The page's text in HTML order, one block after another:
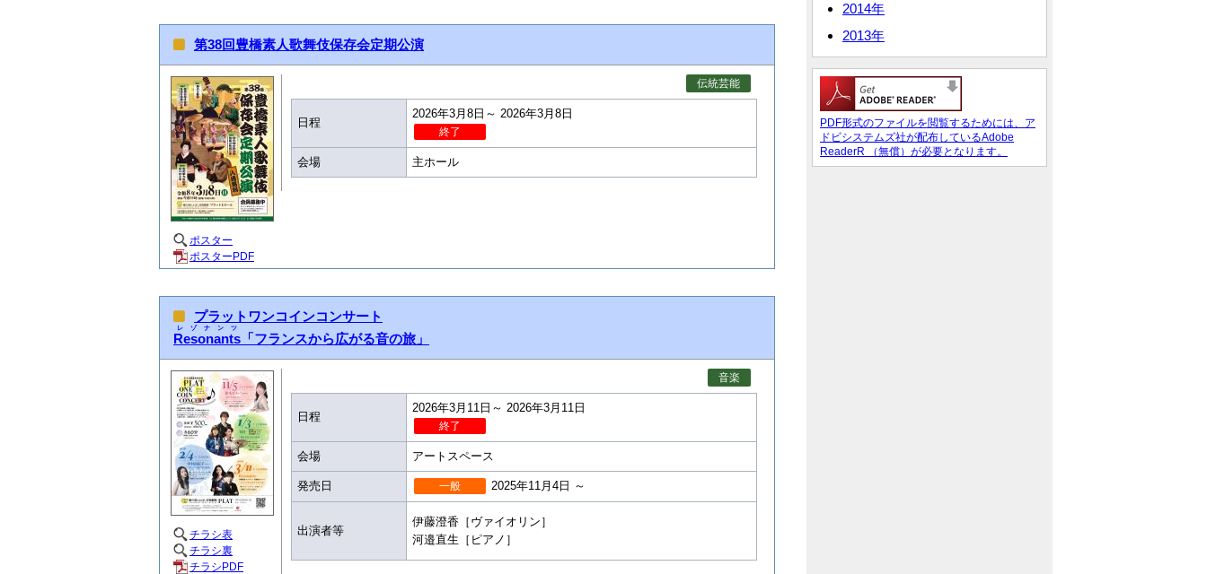
第38回豊橋素人歌舞伎保存会定期公演
ポスター
ポスターPDF
伝統芸能
日程
2026年3月8日～ 2026年3月8日
終了
会場 主ホール
プラットワンコインコンサート
Resonants
レゾナンツ
「フランスから広がる音の旅」
チラシ表
チラシ裏
チラシPDF
音楽
日程
2026年3月11日～ 2026年3月11日
終了
会場 アートスペース
発売日 一般 2025年11月4日 ～
出演者等
伊藤澄香［ヴァイオリン］
河邉直生［ピアノ］
2014年
2013年
PDF形式のファイルを閲覧するためには、ア
ドビシステムズ社が配布しているAdobe
ReaderR （無償）が必要となります。